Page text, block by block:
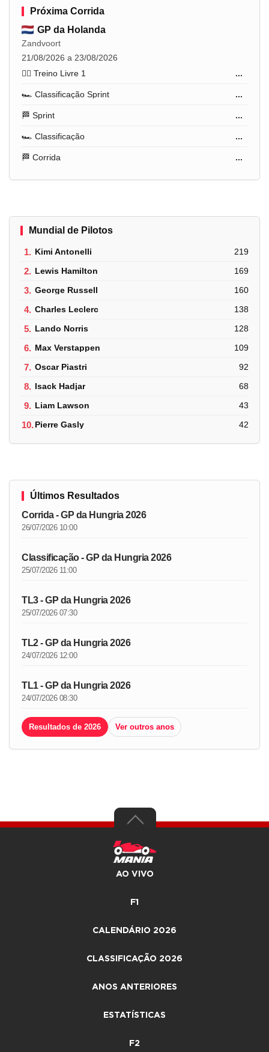
Próxima Corrida
GP da Holanda
Zandvoort
21/08/2026 a 23/08/2026
🏋️‍♂️ Treino Livre 1
...
🏎️ Classificação Sprint ...
🏁 Sprint ...
🏎️ Classificação ...
🏁 Corrida ...
Mundial de Pilotos
1. Kimi Antonelli 219
2. Lewis Hamilton 169
3. George Russell 160
4. Charles Leclerc 138
5. Lando Norris 128
6. Max Verstappen 109
7. Oscar Piastri 92
8. Isack Hadjar 68
9. Liam Lawson 43
10.Pierre Gasly 42
Últimos Resultados
Corrida - GP da Hungria 2026
26/07/2026 10:00
Classificação - GP da Hungria 2026
25/07/2026 11:00
TL3 - GP da Hungria 2026
25/07/2026 07:30
TL2 - GP da Hungria 2026
24/07/2026 12:00
TL1 - GP da Hungria 2026
24/07/2026 08:30
Resultados de 2026 Ver outros anos
AO VIVO
F1
CALENDÁRIO 2026
CLASSIFICAÇÃO 2026
ANOS ANTERIORES
ESTATÍSTICAS
F2